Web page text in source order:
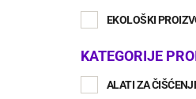
EKOLOŠKI
KATEGORIJE
ALATI ZA